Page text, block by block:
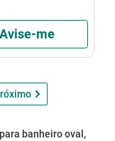
Avise-me
banheiro oval,